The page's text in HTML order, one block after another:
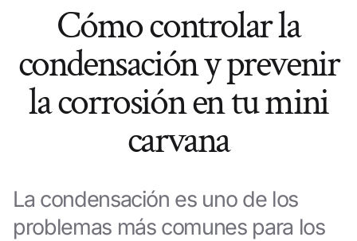
Cómo controlar la
condensación y prevenir
la corrosión en tu mini
carvana
La condensación es uno de los
problemas más comunes para los